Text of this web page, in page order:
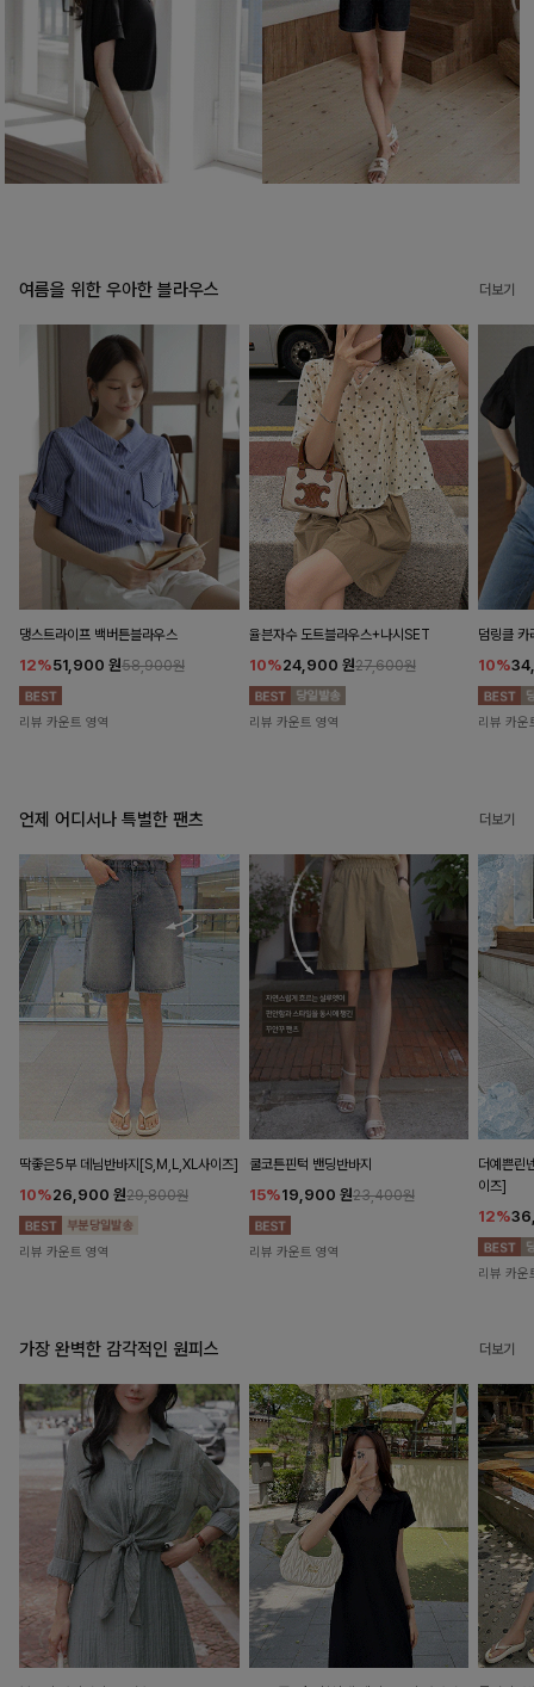
여름을 위한 우아한 블라우스 더보기
댕스트라이프 백버튼블라우스
12%51,900 원58,900원
리뷰 카운트 영역
율븐자수 도트블라우스+나시SET
10%24,900 원27,600원
리뷰 카운트 영역
덤링클 카
10%
리뷰 카운
언제 어디서나 특별한 팬츠 더보기
딱좋은5부 데님반바지[S,M,L,XL사이즈]
10%26,900 원29,800원
리뷰 카운트 영역
쿨코튼핀턱 밴딩반바지
15%19,900 원23,400원
리뷰 카운트 영역
더예쁜린
이즈]
12%
리뷰 카운
가장 완벽한 감각적인 원피스 더보기